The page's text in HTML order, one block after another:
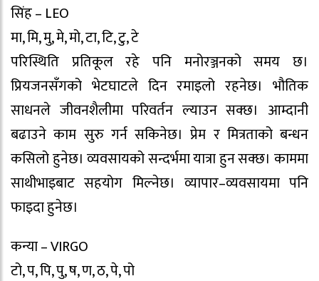
सिंह – LEO
मा, मि, मु, मे, मो, टा, टि, टु, टे
परिस्थिति प्रतिकूल रहे पनि मनोरञ्जनको समय छ।
प्रियजनसँगको भेटघाटले दिन रमाइलो रहनेछ। भौतिक
साधनले जीवनशैलीमा परिवर्तन ल्याउन सक्छ। आम्दानी
बढाउने काम सुरु गर्न सकिनेछ। प्रेम र मित्रताको बन्धन
कसिलो हुनेछ। व्यवसायको सन्दर्भमा यात्रा हुन सक्छ। काममा
साथीभाइबाट सहयोग मिल्नेछ। व्यापार–व्यवसायमा पनि
फाइदा हुनेछ।
कन्या – VIRGO
टो, प, पि, पु, ष, ण, ठ, पे, पो